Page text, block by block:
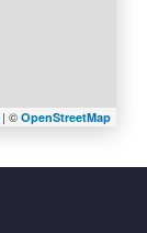
| © OpenStreetMap